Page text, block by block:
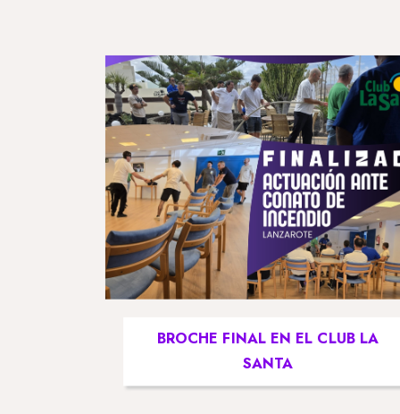
BROCHE FINAL EN EL CLUB LA
SANTA